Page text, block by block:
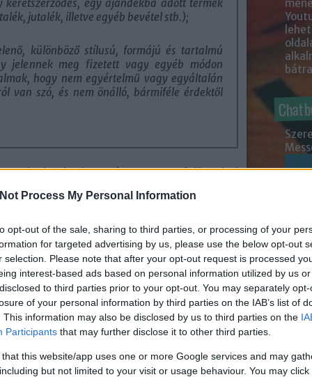
Process My Personal Information
opt-out of the sale, sharing to third parties, or processing of your
for targeted advertising by us, please use the below opt-out
selection. Please note that after your opt-out request is processed
interest-based ads based on personal information utilized by us
to third parties prior to your opt-out. You may separately
of your personal information by third parties on the IAB’s list of
This information may also be disclosed by us to third parties on the
Participants that may further disclose it to other third parties.
that this website/app uses one or more Google services and may
but not limited to your visit or usage behaviour. You may
egy ajándékba adott termék
jutalék, illetve egyéb bevétel stb.);
különböző stílusú, formájú és tartalmú
jelennek meg fizetett vagy egyéb módon
hogy nem egyértelmű vagy egyáltalán
van szó, és nem önálló, bármiféle érdektől
gyakorlatok miatt számos versenyfelügyeleti
piacokon, azonban ezen eljárásoknál
egy, a különböző piaci szereplőknek
– legalábbis rövid távon. A GVH
iránymutatásokat is, azonban úgy
a fogyasztói szokásoknál jelentkező
ügyben elfogadott kötelezettségvállalás
lehet a piaci szereplőknek.
követniük kell a használt platform hirdetési és
amelyek – a jelenleg rendelkezésre álló
a GVH által megfogalmazott elvárásokkal,
a fogyasztók, hanem az adott platform